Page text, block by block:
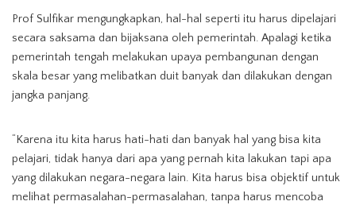
Prof Sulfikar mengungkapkan, hal-hal seperti itu harus dipelajari
secara saksama dan bijaksana oleh pemerintah. Apalagi ketika
pemerintah tengah melakukan upaya pembangunan dengan
skala besar yang melibatkan duit banyak dan dilakukan dengan
jangka panjang.
“Karena itu kita harus hati-hati dan banyak hal yang bisa kita
pelajari, tidak hanya dari apa yang pernah kita lakukan tapi apa
yang dilakukan negara-negara lain. Kita harus bisa objektif untuk
melihat permasalahan-permasalahan, tanpa harus mencoba